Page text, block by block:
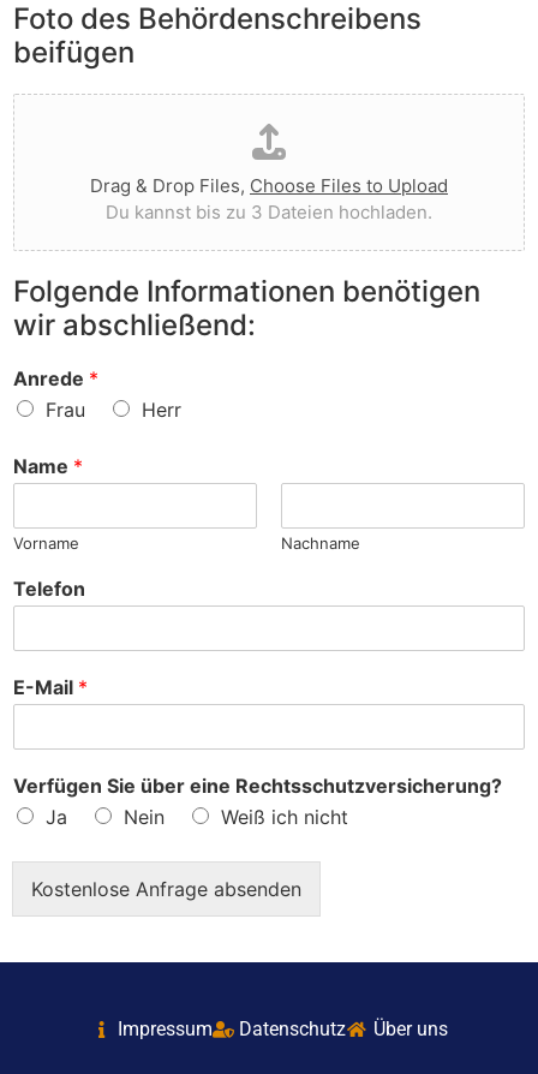
v
o
r
g
e
w
o
r
f
e
n
?
l
i
e
t
I
h
n
e
n
v
o
r
?
e
A
n
e
r
k
u
n
g
e
n
z
u
S
a
c
e
Foto des Behördenschreibens
beifügen
D
a
t
e
i
h
o
h
l
d
e
n
Drag & Drop Files, Choose Files to Upload
Du kannst bis zu 3 Dateien hochladen.
Folgende Informationen benötigen
wir abschließend:
Anrede *
Frau
Herr
Name *
Vorname Nachname
Telefon
E-Mail *
Verfügen Sie über eine Rechtsschutzversicherung?
Ja
Nein Weiß ich nicht
Kostenlose Anfrage absenden
Impressum Datenschutz Über uns